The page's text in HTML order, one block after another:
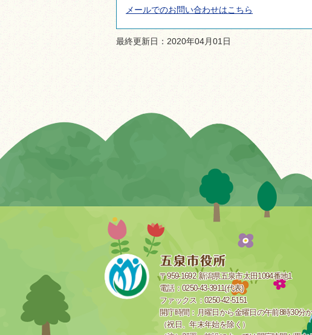
メールでのお問い合わせはこちら
最終更新日：2020年04月01日
〒959-1692 新潟県五泉市太田1094番地1
電話：0250-43-3911(代表)
ファックス：0250-42-5151
開庁時間：月曜日から金曜日の午前8時30分
（祝日、年末年始を除く）